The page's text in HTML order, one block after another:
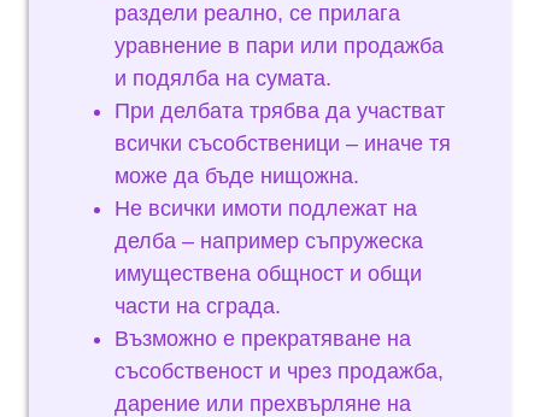
раздели реално, се прилага
уравнение в пари или продажба
и подялба на сумата.
При делбата трябва да участват
всички съсобственици – иначе тя
може да бъде нищожна.
Не всички имоти подлежат на
делба – например съпружеска
имуществена общност и общи
части на сграда.
Възможно е прекратяване на
съсобственост и чрез продажба,
дарение или прехвърляне на